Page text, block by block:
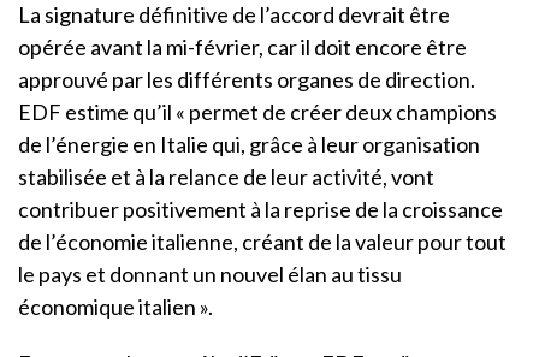
La signature définitive de l’accord devrait être
opérée avant la mi-février, car il doit encore être
approuvé par les différents organes de direction.
EDF estime qu’il « permet de créer deux champions
de l’énergie en Italie qui, grâce à leur organisation
stabilisée et à la relance de leur activité, vont
contribuer positivement à la reprise de la croissance
de l’économie italienne, créant de la valeur pour tout
le pays et donnant un nouvel élan au tissu
économique italien ».